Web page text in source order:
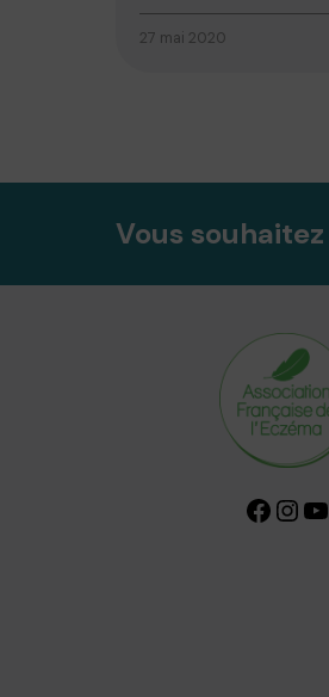
27 mai 2020
Vous
Facebook Instagram YouTube